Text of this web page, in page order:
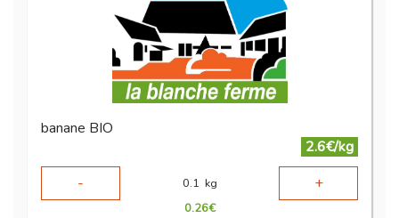
banane BIO
2.6€/kg
-
0.1 kg +
0.26€